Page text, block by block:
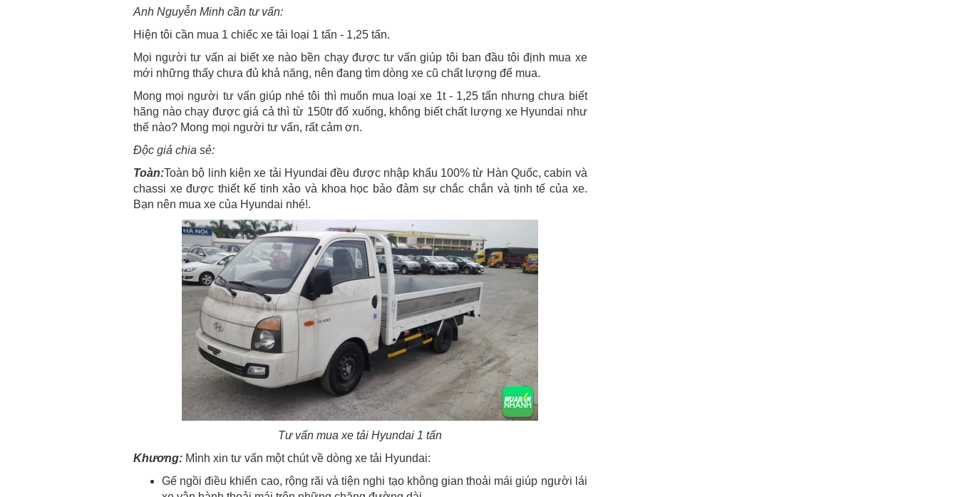
Anh Nguyễn Minh cần tư vấn:
Hiện tôi cần mua 1 chiếc xe tải loại 1 tấn - 1,25 tấn.
Mọi người tư vấn ai biết xe nào bền chạy được tư vấn giúp tôi ban đầu tôi định mua xe
mới những thấy chưa đủ khả năng, nên đang tìm dòng xe cũ chất lượng để mua.
Mong mọi người tư vấn giúp nhé tôi thì muốn mua loại xe 1t - 1,25 tấn nhưng chưa biết
hãng nào chạy được giá cả thì từ 150tr đổ xuống, không biết chất lượng xe Hyundai như
thế nào? Mong mọi người tư vấn, rất cảm ơn.
Độc giả chia sẻ:
Toàn:Toàn bộ linh kiện xe tải Hyundai đều được nhập khẩu 100% từ Hàn Quốc, cabin và
chassi xe được thiết kế tinh xảo và khoa học bảo đảm sự chắc chắn và tinh tế của xe.
Bạn nên mua xe của Hyundai nhé!.
Tư vấn mua xe tải Hyundai 1 tấn
Khương: Mình xin tư vấn một chút về dòng xe tải Hyundai:
Gế ngồi điều khiển cao, rộng rãi và tiện nghi tạo không gian thoải mái giúp người lái